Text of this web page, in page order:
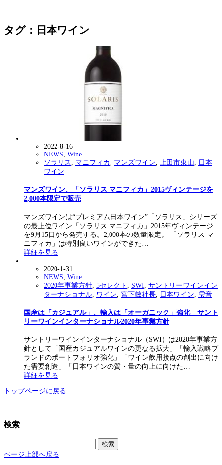
タグ：日本ワイン
2022-8-16
NEWS Wine
ソラリス
マニフィカ マンズワイン 上田市東山
日本
ワイン
マンズワイン、「ソラリス マニフィカ」2015ヴィンテージを
2,000本限定で販売
マンズワインは“プレミアム日本ワイン”「ソラリス」シリーズ
の最上位ワイン「ソラリス マニフィカ」2015年ヴィンテージ
を9月15日から発売する。2,000本の数量限定。 「ソラリス マ
ニフィカ」は特別良いワインができた…
詳細を見る
2020-1-31
NEWS Wine
2020年事業方針 5セレクト SWI サントリーワインイン
ターナショナル ワイン 宮下敏社長 日本ワイン 雫音
国産は「カジュアル」、輸入は「オーガニック」強化―サント
リーワインインターナショナル2020年事業方針
サントリーワインインターナショナル（SWI）は2020年事業方
針として「国産カジュアルワインの更なる拡大」「輸入戦略ブ
ランドのポートフォリオ強化」「ワイン飲用接点の創出に向け
た需要創造」「日本ワインの質・量の向上に向けた…
詳細を見る
トップページに戻る
検索
索:
ページ上部へ戻る